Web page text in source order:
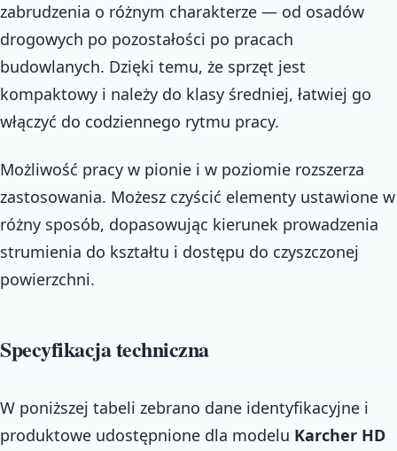
zabrudzenia o różnym charakterze — od osadów
drogowych po pozostałości po pracach
budowlanych. Dzięki temu, że sprzęt jest
kompaktowy i należy do klasy średniej, łatwiej go
włączyć do codziennego rytmu pracy.
Możliwość pracy w pionie i w poziomie rozszerza
zastosowania. Możesz czyścić elementy ustawione w
różny sposób, dopasowując kierunek prowadzenia
strumienia do kształtu i dostępu do czyszczonej
powierzchni.
Specyfikacja techniczna
W poniższej tabeli zebrano dane identyfikacyjne i
produktowe udostępnione dla modelu Karcher HD